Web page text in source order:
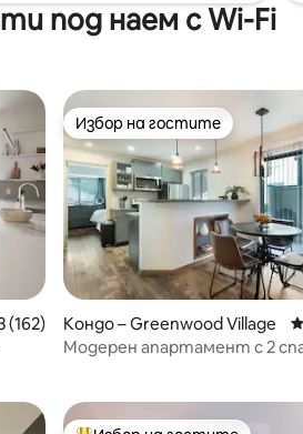
под наем с Wi-Fi
оценка: 4,93 от 5, 162 отзива
(162)
Избор на гостите
Избор на гостите
Кондо – Greenwood Village
Модерен апартамент с 2